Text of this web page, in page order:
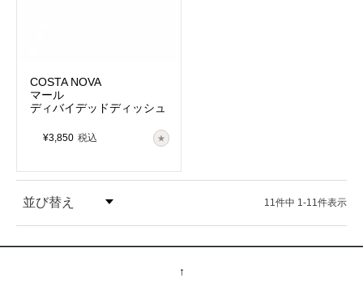
COSTA NOVA
マール
ディバイデッドディッシュ
¥3,850 税込
並び替え 11件中 1-11件表示
↑